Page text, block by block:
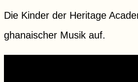
Die Kinder der Heritage
ghanaischer Musik auf.